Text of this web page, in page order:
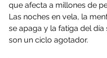
que afecta a millones de
Las noches en vela, la
se apaga y la fatiga del día
son un ciclo agotador.